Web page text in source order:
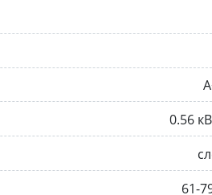
0.56
61-